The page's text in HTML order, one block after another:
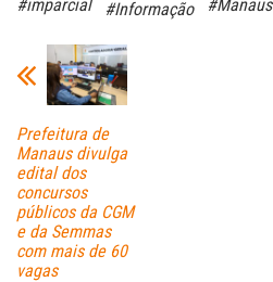
A
pp
#imparcial #Informação #Manaus
Prefeitura de
Manaus divulga
edital dos
concursos
públicos da CGM
e da Semmas
com mais de 60
vagas